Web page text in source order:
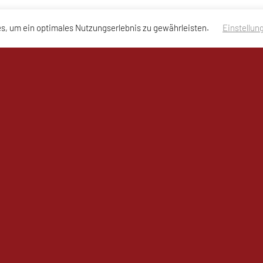
um ein optimales Nutzungserlebnis zu gewährleisten.